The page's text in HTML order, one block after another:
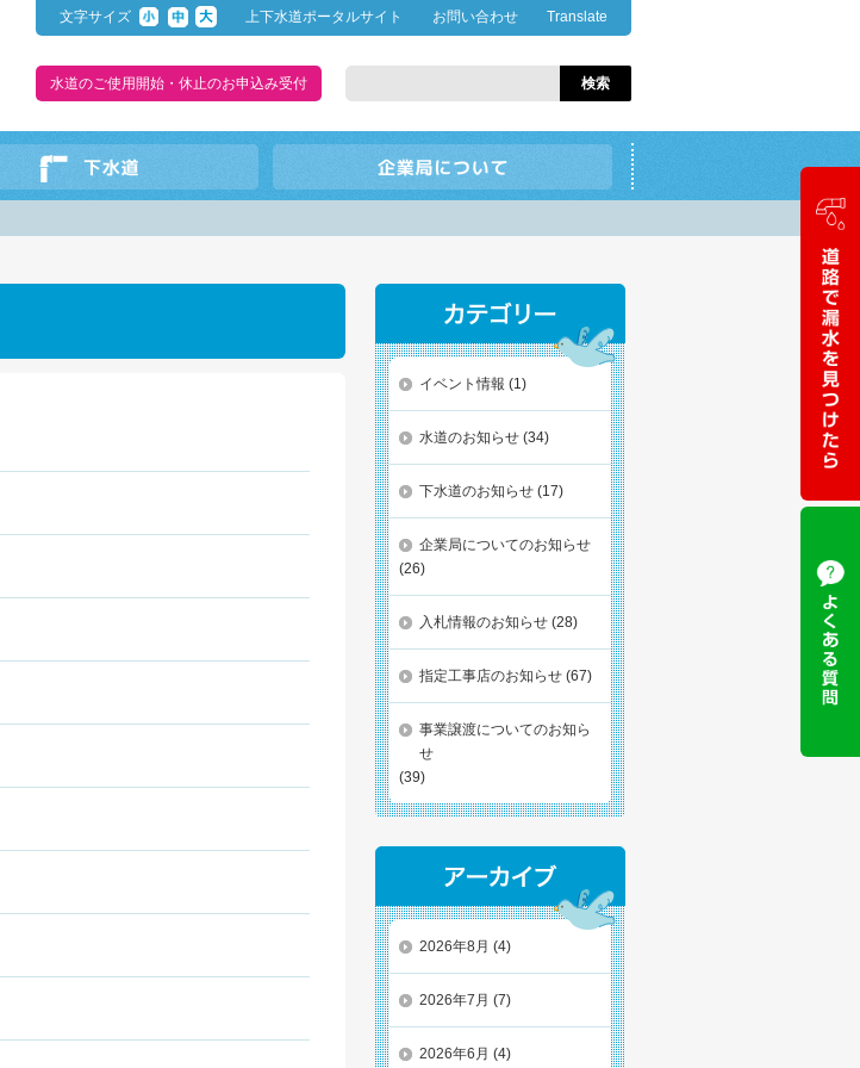
文字サイズ 上下水道ポータルサイト お問い合わせ Translate
水道のご使用開始・休止のお申込み受付
イベント情報 (1)
水道のお知らせ(34)
下水道のお知らせ(17)
企業局についてのお知らせ
(26)
入札情報のお知らせ(28)
指定工事店のお知らせ(67)
事業譲渡についてのお知ら
せ
(39)
2026年8月 (4)
2026年7月 (7)
2026年6月 (4)